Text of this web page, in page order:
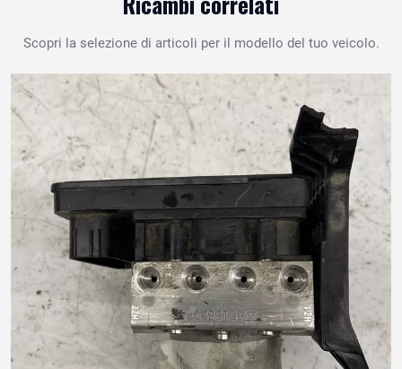
Scopri la selezione di articoli per il modello del tuo veicolo.